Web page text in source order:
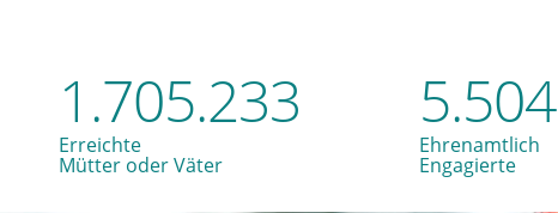
1.705.233
Erreichte
Mütter oder Väter
5.504
Ehrenamtlich
Engagierte